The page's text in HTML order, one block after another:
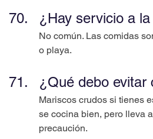
¿Hay servicio a
No común. Las comidas
o playa.
¿Qué debo evitar
Mariscos crudos si tienes
se cocina bien, pero lleva
precaución.